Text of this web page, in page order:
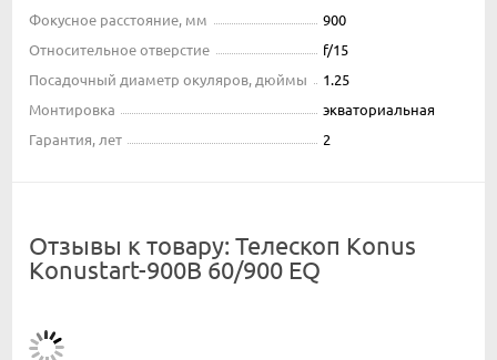
Фокусное расстояние, мм
900
Относительное отверстие
f/15
Посадочный диаметр окуляров, дюймы
1.25
Монтировка
экваториальная
Гарантия, лет
2
Отзывы к товару: Телескоп Konus
Konustart-900B 60/900 EQ